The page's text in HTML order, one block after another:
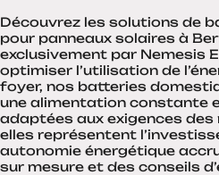
Découvrez les solutions de
pour panneaux solaires à
exclusivement par Nemesis
optimiser l’utilisation de
foyer, nos batteries
une alimentation constante
adaptées aux exigences des
elles représentent
autonomie énergétique
sur mesure et des conseils